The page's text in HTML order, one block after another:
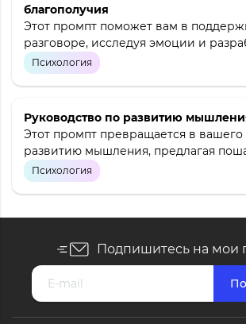
благополучия
Этот промпт поможет вам в
разговоре, исследуя эмоции и
Психология
Руководство по развитию
Этот промпт превращается в вашего
развитию мышления, предлагая
Психология
Подпишитесь на мои